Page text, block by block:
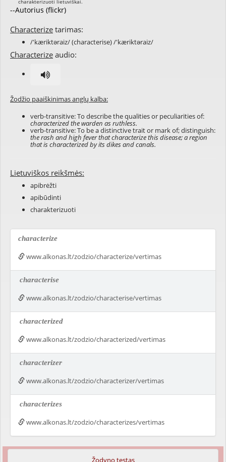
--Autorius (flickr)
Characterize tarimas:
/'kæriktəraiz/ (characterise) /'kæriktəraiz/
Characterize audio:
Žodžio paaiškinimas anglų kalba:
verb-transitive: To describe the qualities or peculiarities of:
characterized the warden as ruthless.
verb-transitive: To be a distinctive trait or mark of; distinguish:
the rash and high fever that characterize this disease; a region
that is characterized by its dikes and canals.
Lietuviškos reikšmės:
apibrėžti
apibūdinti
charakterizuoti
characterize
www.alkonas.lt/zodzio/characterize/vertimas
characterise
www.alkonas.lt/zodzio/characterise/vertimas
characterized
www.alkonas.lt/zodzio/characterized/vertimas
characterizer
www.alkonas.lt/zodzio/characterizer/vertimas
characterizes
www.alkonas.lt/zodzio/characterizes/vertimas
Žodyno testas